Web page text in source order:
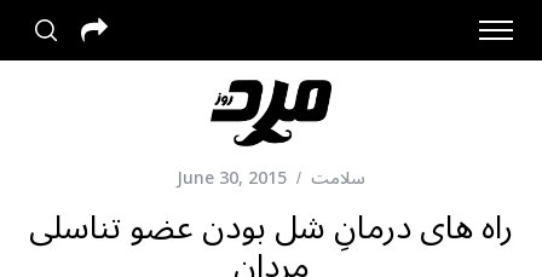
سلامت June 30, 2015
راه های درمانِ شل بودن عضو تناسلی